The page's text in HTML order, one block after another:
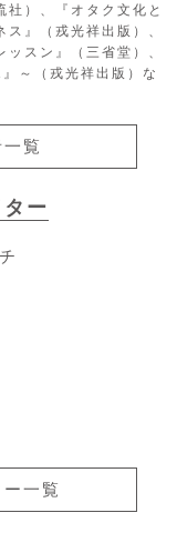
社）、『オタク文化と
』（戎光祥出版）、
ッスン』（三省堂）、
～（戎光祥出版）な
覧
ー
一覧